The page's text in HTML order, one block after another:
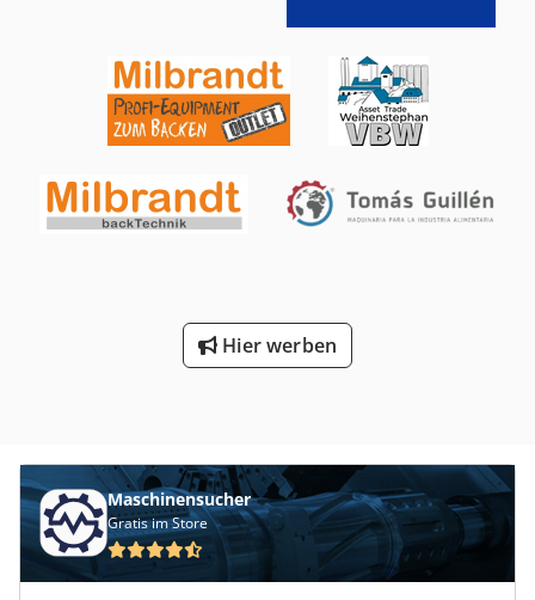
| - Für die Reinigung von Kunststoff-Leerkästen, im
Längsdurchlauf Modulgröße: 300x400mm Überholt in
2016 Kompressor | Alup | Allegro 19-10 | 2016 Ölfrei 4897
Betriebsstunden Transport Flaschentransport: diverse
Transportbänder + 90° Bögen Kistentransport/
füßen Dcodpfel Hx Rpjx Aigek
mm Breite 870 mm Dcsdsw Aw T Tepfx Aigek Höhe
(=Arbeitshöhe) 1090 mm Wasserbeckeninnenmasse: Länge
1770 mm Breite 800 mm Maximale Flaschenhöhe 330mm
Leergewicht 220 kg Wasserinhalt ~345 l
Hier werben
Maschinensucher
Gratis im Store